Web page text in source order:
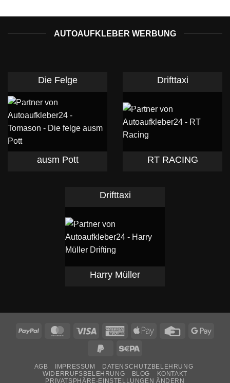
AUTOAUFKLEBER WERBUNG
Die Felge
ausm Pott
Drifttaxi
RT RACING
Drifttaxi
Harry Müller
PayPal MasterCardVisa
AmericanApple
Credit
PayPal
AGB IMPRESSUM
DATENSCHUTZBELEHRUNG
WIDERRUFSBELEHRUNG
BLOG
KONTAKT
PRIVATSPHÄRE-EINSTELLUNGEN ÄNDERN